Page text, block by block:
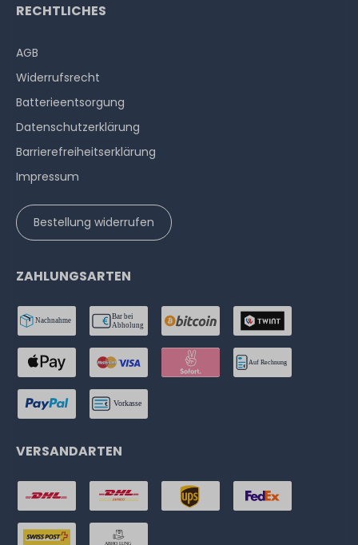
RECHTLICHES
AGB
Widerrufs­recht
Batterieentsorgung
Datenschutzerklärung
Barrierefreiheitserklärung
Impressum
Bestellung widerrufen
ZAHLUNGSARTEN
VERSANDARTEN